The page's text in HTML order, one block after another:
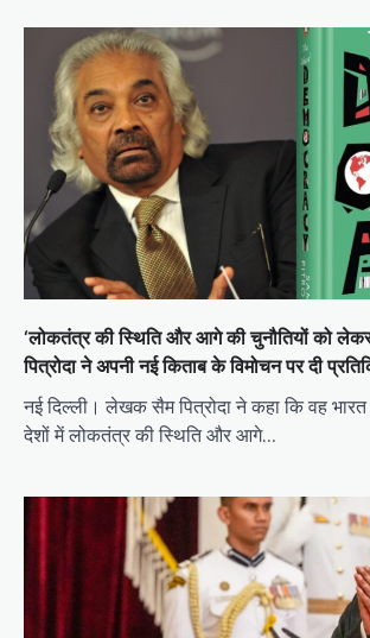
‘लोकतंत्र की स्थिति और आगे की चुनौतियों को
पित्रोदा ने अपनी नई किताब के विमोचन पर दी
नई दिल्ली। लेखक सैम पित्रोदा ने कहा कि वह
देशों में लोकतंत्र की स्थिति और आगे…